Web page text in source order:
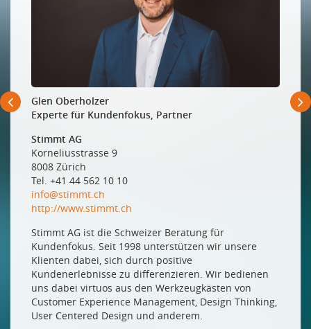
Die Frauen könnten – aber wir machen es ihnen zu
leicht, nicht zu wollen
Les femmes pourraient – mais on accepte trop
facilement qu’elles ne veulent pas
Informatikerin oder Pflegefachmann?
Geschlechtersegregation in Ausbildungs- und
Berufsverläufen in der Schweiz
WAS GETAN WIRD
Begabten Mädchen auf der Spur
Girl geeks international
ABER BRINGT ES AUCH ETWAS?
Frauen und MINT-Förderungsprogramme: verlorene
Liebesmüh?
WAS FRAUEN DAZU SAGEN
Die Headhunterin
Glen Oberholzer
Experte für Kundenfokus, Partner
Stimmt AG
Korneliusstrasse 9
8008 Zürich
Tel. +41 44 562 10 10
info@stimmt.ch
http://www.stimmt.ch
Stimmt AG ist die Schweizer Beratung für
Kundenfokus. Seit 1998 unterstützen wir unsere
Klienten dabei, sich durch positive
Kundenerlebnisse zu differenzieren. Wir bedienen
uns dabei virtuos aus den Werkzeugkästen von
Customer Experience Management, Design Thinking,
User Centered Design und anderem.